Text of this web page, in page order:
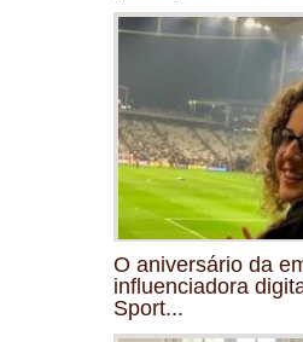
O aniversário da
influenciadora
Sport...